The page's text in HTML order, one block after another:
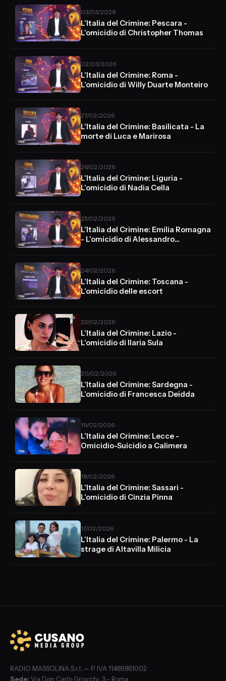
03/03/2026
L'Italia del Crimine: Pescara -
L'omicidio di Christopher Thomas
02/03/2026
L'Italia del Crimine: Roma -
L'omicidio di Willy Duarte Monteiro
27/02/2026
L'Italia del Crimine: Basilicata - La
morte di Luca e Marirosa
26/02/2026
L'Italia del Crimine: Liguria -
L'omicidio di Nadia Cella
25/02/2026
L'Italia del Crimine: Emilia Romagna
- L'omicidio di Alessandro
24/02/2026
L'Italia del Crimine: Toscana -
L'omicidio delle escort
23/02/2026
L'Italia del Crimine: Lazio -
L'omicidio di Ilaria Sula
20/02/2026
L'Italia del Crimine: Sardegna -
L'omicidio di Francesca Deidda
19/02/2026
L'Italia del Crimine: Lecce -
Omicidio-Suicidio a Calimera
18/02/2026
L'Italia del Crimine: Sassari -
L'omicidio di Cinzia Pinna
17/02/2026
L'Italia del Crimine: Palermo - La
strage di Altavilla Milicia
RADIO MASSOLINA S.r.l. — P. IVA 11489861002
Sede: Via Don Carlo Gnocchi, 3 – Roma